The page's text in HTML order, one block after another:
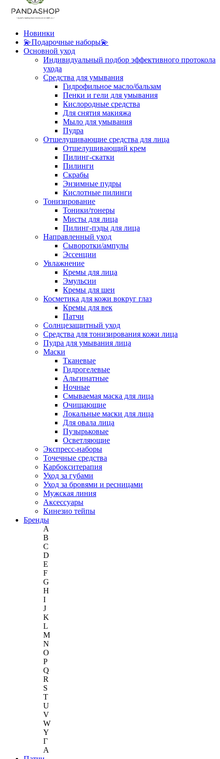
Новинки
💫Подарочные наборы💫
Основной уход
Индивидуальный подбор эффективного протокола
ухода
Средства для умывания
Гидрофильное масло/бальзам
Пенки и гели для умывания
Кислородные средства
Для снятия макияжа
Мыло для умывания
Пудра
Отшелушивающие средства для лица
Отшелушивающий крем
Пилинг-скатки
Пилинги
Скрабы
Энзимные пудры
Кислотные пилинги
Тонизирование
Тоники/тонеры
Мисты для лица
Пилинг-пэды для лица
Направленный уход
Сыворотки/ампулы
Эссенции
Увлажнение
Кремы для лица
Эмульсии
Кремы для шеи
Косметика для кожи вокруг глаз
Кремы для век
Патчи
Солнцезащитный уход
Средства для тонизирования кожи лица
Пудра для умывания лица
Маски
Тканевые
Гидрогелевые
Альгинатные
Ночные
Смываемая маска для лица
Очищающие
Локальные маски для лица
Для овала лица
Пузырьковые
Осветляющие
Экспресс-наборы
Точечные средства
Карбокситерапия
Уход за губами
Уход за бровями и ресницами
Мужская линия
Аксессуары
Кинезио тейпы
Бренды
A
B
C
D
E
F
G
H
I
J
K
L
M
N
O
P
Q
R
S
T
U
V
W
Y
Г
A